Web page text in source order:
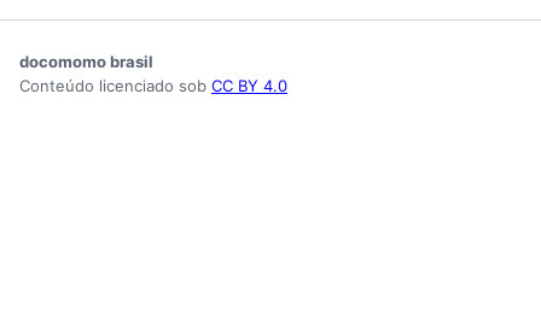
docomomo brasil
Conteúdo licenciado sob CC BY 4.0